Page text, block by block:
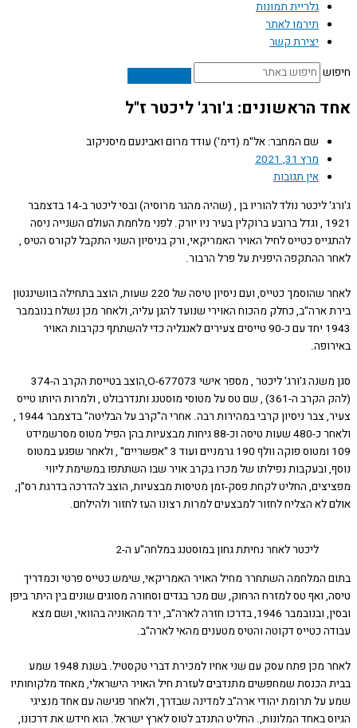
גלריית תמונות
תירמו לאתר
יצירת קשר
הראשונים: ג'ורג' ליכטר ז"ל
שם המחבר: אל"מ (דימ') עודד מרום ואבינעם מיסניקוב
מרץ 31, 2021
אין תגובות
ג'ורג' ליכטר נולד להוריו בן , (שהיה מהגר מרוסיה) ובסי ליכטר ב-14 בדצמבר
1921 , וגדל ברובע ברוקלין בעיר ניו יורק. לפני מלחמת העולם השנייה ניסה
כטייס לחיל האויר האמריקאי, ורק בניסיון השני התקבל לקורס הטיס ,
ההתקפה היפנית על פרל הרבור.
לאחר שהוסמך כטייס, ועם ניסיון טיסה של 220 שעות, הוצב בתחילה בוושינגטון
ארה"ב, כחלק מהכוח האוירי שנועד להגן עליה, ולאחר מכן נשלח בנובמבר
1943 יחד עם כ-90 טייסים צעירים לאנגליה כדי להשתתף כקרבות האויר
סגן משנה ג'ורג' ליכטר , מספר אישי O-677073,הוצב בטייסת הקרב ה-374
(להק הקרב ה-361) , שם טס על מטוסי מוסטנג ותנדרבולט , ולמרות היותו טייס
צעיר, צבר ניסיון קרבי במהירות רבה. אחרי ה"קרב על הבליטה" בדצמבר 1944 ,
ולאחר כ-480 שעות טיסה וכ-88 גיחות מבצעיות בהן הפיל מטוס מסרשמידט
109 ומטוס פוקה וולף 190 גרמניים ועוד 3 "אפשריים" , ולאחר שפגע במטוס
ובעקבות נפילתו של מכרו בקרב אויר שבו השתתפו במשימת ליווי
החליט לקחת פסק-זמן מטיסות מבצעיות, הוצב להדרכה בדרגת רס"ן,
לא הצליח לחזור למבצעים למרות רצונו העז לחזור ולהילחם.
ליכטר לאחר נחיתת גחון במוסטנג במלחה"ע ה-2
המלחמה השתחרר מחיל האויר האמריקאי, שימש כטייס פרטי וכמדריך
ואף טס למזרח הרחוק, שם מכר בגדים וסחורה מסוגים שונים בין היתר ביפן
ובסין, ובנובמבר 1946, בדרכו חזרה לארה"ב, ירד מהאוניה בהוואי, ושם מצא
כטייס דקוטה והטיס מטענים מהאי לארה"ב.
לאחר מכן פתח עסק עם שני אחיו למכירת דברי טקסטיל. בשנת 1948 שמע
הכנסת שמחפשים מתנדבים לעזרת חיל האויר הישראלי, מאחד מלקוחותיו
תרומת יהודי ארה"ב למדינה שבדרך, ולאחר פגישה עם אחד מנציגי
באחד המלונות,. החליט התנדב לטוס לארץ ישראל. הוא חידש את דרכונו,